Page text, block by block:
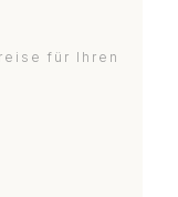
für Ihren